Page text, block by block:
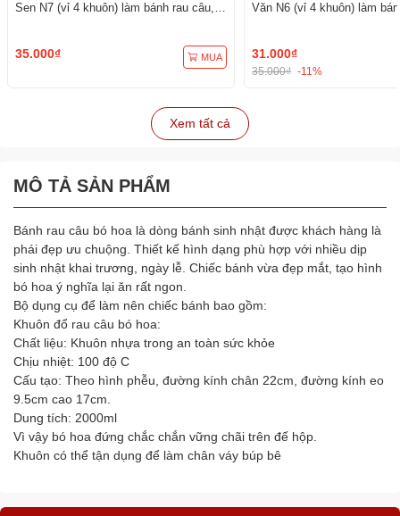
Sen N7 (vỉ 4 khuôn) làm bánh rau câu,
35.000₫ MUA
Văn N6 (vỉ 4 khuôn) làm
31.000₫
35.000₫ -11%
Xem tất cả
MÔ TẢ SẢN PHẨM
Bánh rau câu bó hoa là dòng bánh sinh nhật được khách hàng là
phái đẹp ưu chuộng. Thiết kế hình dạng phù hợp với nhiều dịp
sinh nhật khai trương, ngày lễ. Chiếc bánh vừa đẹp mắt, tạo hình
bó hoa ý nghĩa lại ăn rất ngon.
Bộ dụng cụ để làm nên chiếc bánh bao gồm:
Khuôn đổ rau câu bó hoa:
Chất liệu: Khuôn nhựa trong an toàn sức khỏe
Chịu nhiệt: 100 độ C
Cấu tạo: Theo hình phễu, đường kính chân 22cm, đường kính eo
9.5cm cao 17cm.
Dung tích: 2000ml
Vì vậy bó hoa đứng chắc chắn vững chãi trên đế hộp.
Khuôn có thể tận dụng để làm chân váy búp bê